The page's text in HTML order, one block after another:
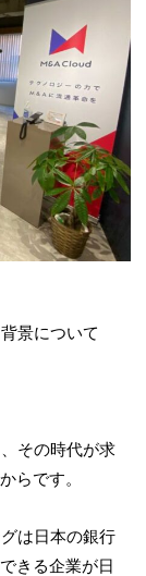
景について
その時代が求
らです。
は日本の銀行
きる企業が日